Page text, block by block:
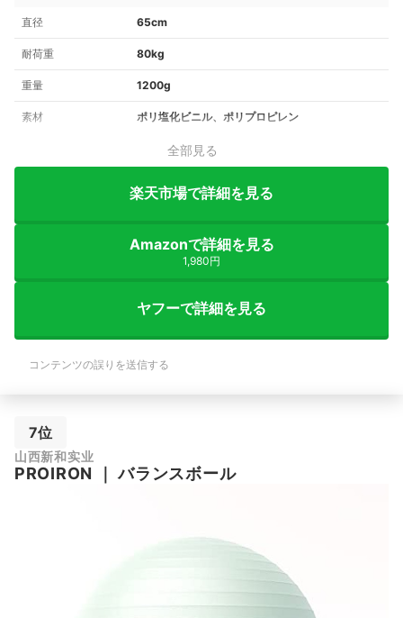
直径 65cm
耐荷重 80kg
重量 1200g
素材 ポリ塩化ビニル、ポリプロピレン
全部見る
楽天市場で詳細を見る
Amazonで詳細を見る
1,980円
ヤフーで詳細を見る
コンテンツの誤りを送信する
7位
山西新和实业
PROIRON ｜バランスボール